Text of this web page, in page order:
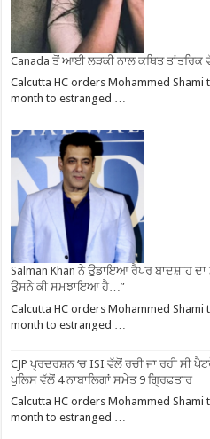
Canada ਤੋਂ ਆਈ ਲੜਕੀ ਨਾਲ ਕਥਿਤ
Calcutta HC orders Mohammed
month to estranged …
Salman Khan ਨੇ ਉਡਾਇਆ ਰੈਪਰ ਬਾਦਸ਼ਾਹ
ਉਸਨੇ ਕੀ ਸਮਝਾਇਆ ਹੈ…”
Calcutta HC orders Mohammed
month to estranged …
CJP ਪ੍ਰਦਰਸ਼ਨ ‘ਚ ISI ਵੱਲੋਂ ਰਚੀ ਜਾ ਰਹੀ ਸੀ
ਪੁਲਿਸ ਵੱਲੋਂ 4 ਨਾਬਾਲਿਗਾਂ ਸਮੇਤ 9 ਗ੍ਰਿਫ਼ਤਾਰ
Calcutta HC orders Mohammed
month to estranged …